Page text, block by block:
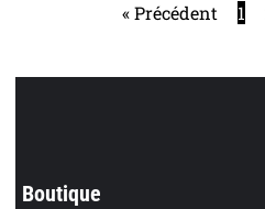
« Précédent 1
Boutique